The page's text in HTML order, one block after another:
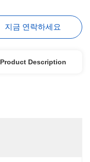
지금 연락하세요
Product Description